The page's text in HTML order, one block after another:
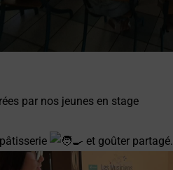
par nos jeunes en stage
et goûter partagé.